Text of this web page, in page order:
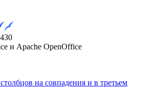
и Apache OpenOffice
на совпадения и в третьем